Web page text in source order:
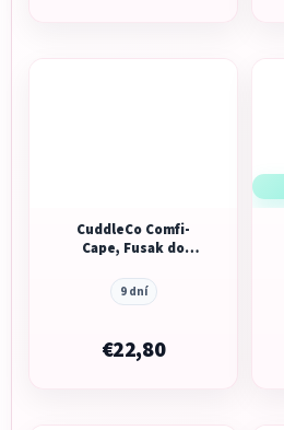
CuddleCo Comfi-
Cape, Fusak do
2v1, 25x12cm,
čierny/khaki
9 dní
€22,80